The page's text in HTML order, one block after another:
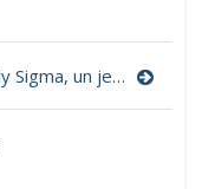
Speedy Sigma, un jeu sur les additions